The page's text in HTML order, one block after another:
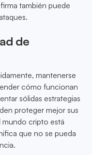
también puede
de
mantenerse
cómo funcionan
sólidas estrategias
proteger mejor sus
mundo cripto está
que no se pueda